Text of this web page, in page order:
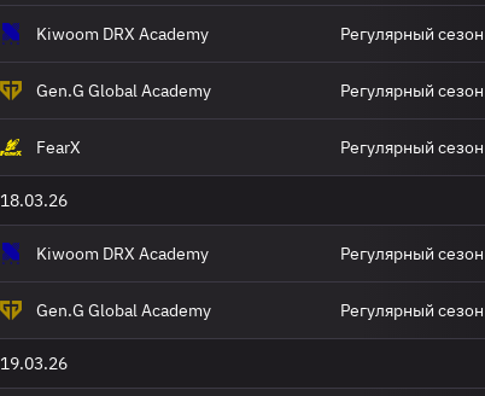
Kiwoom DRX Academy Регулярный сезон
Gen.G Global Academy Регулярный сезон
FearX Регулярный сезон
18.03.26
Kiwoom DRX Academy Регулярный сезон
Gen.G Global Academy Регулярный сезон
19.03.26